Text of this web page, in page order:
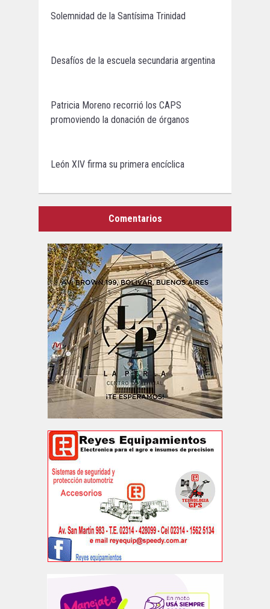
Solemnidad de la Santísima Trinidad
Desafíos de la escuela secundaria argentina
Patricia Moreno recorrió los CAPS
promoviendo la donación de órganos
León XIV firma su primera encíclica
Comentarios